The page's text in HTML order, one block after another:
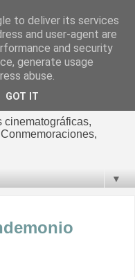
de Jorge
cinematográficas,
▼
to deliver its services
and user-agent are
and security
generate usage
abuse.
GOT IT